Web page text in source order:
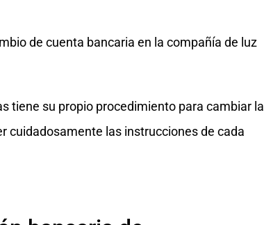
de cuenta bancaria en la compañía de luz
tiene su propio procedimiento para cambiar la
cuidadosamente las instrucciones de cada